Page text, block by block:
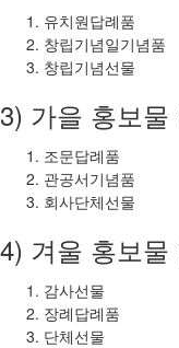
유치원답례품
창립기념일기념품
창립기념선물
3) 가을 홍보
조문답례품
관공서기념품
회사단체선물
4) 겨울 홍보
감사선물
장례답례품
단체선물